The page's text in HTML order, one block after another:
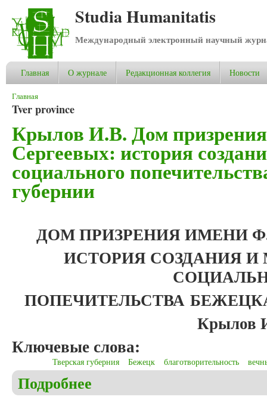
Studia Humanitatis
Международный электронный научный
Главная О журнале Редакционная коллегия Новости
Вы здесь
Главная
Tver province
Крылов И.В. Дом
Сергеевых: история
социального
губернии
ДОМ ПРИЗРЕНИЯ ИМЕНИ
ИСТОРИЯ СОЗДАНИЯ
ПОПЕЧИТЕЛЬСТВА
Крылов
Ключевые слова:
Тверская губерния Бежецк благотворительность
Подробнее